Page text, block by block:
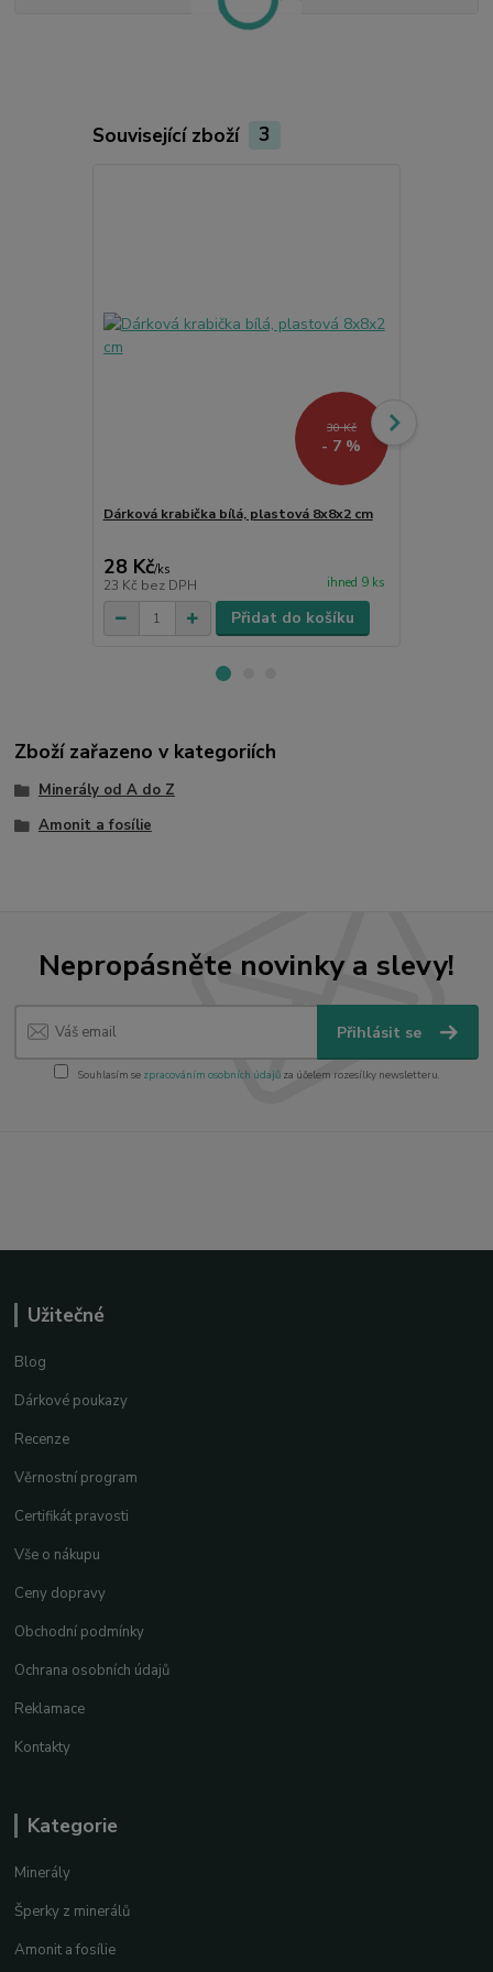
Související zboží 3
30 Kč
- 7 %
Dárková krabička bílá, plastová 8x8x2 cm
28 Kč/ks
23 Kč bez DPH ihned 9 ks
Přidat do košíku
Zboží zařazeno v kategoriích
Minerály od A do Z
Amonit a fosílie
Nepropásněte novinky a slevy!
Přihlásit se
Souhlasím se zpracováním osobních údajůza účelem rozesílky newsletteru.
Užitečné
Blog
Dárkové poukazy
Recenze
Věrnostní program
Certifikát pravosti
Vše o nákupu
Ceny dopravy
Obchodní podmínky
Ochrana osobních údajů
Reklamace
Kontakty
Kategorie
Minerály
Šperky z minerálů
Amonit a fosílie